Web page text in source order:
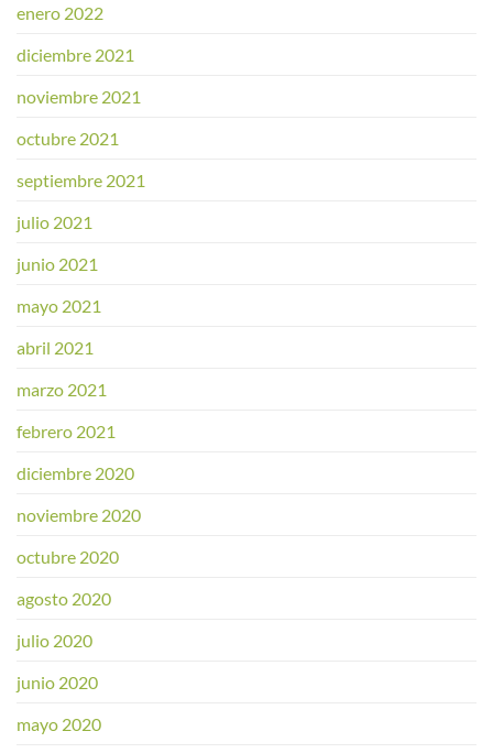
enero 2022
diciembre 2021
noviembre 2021
octubre 2021
septiembre 2021
julio 2021
junio 2021
mayo 2021
abril 2021
marzo 2021
febrero 2021
diciembre 2020
noviembre 2020
octubre 2020
agosto 2020
julio 2020
junio 2020
mayo 2020